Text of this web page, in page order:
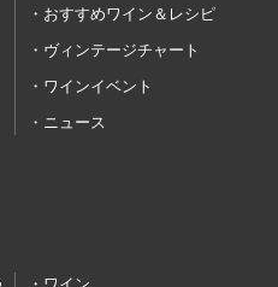
おすすめワイン＆レシピ
ヴィンテージチャート
ワインイベント
ニュース